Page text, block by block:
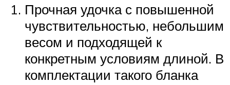
Прочная удочка с повышенной
чувствительностью, небольшим
весом и подходящей к
конкретным условиям длиной. В
комплектации такого бланка